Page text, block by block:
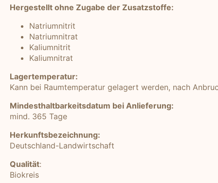
Hergestellt ohne Zugabe der Zusatzstoffe:
Natriumnitrit
Natriumnitrat
Kaliumnitrit
Kaliumnitrat
Lagertemperatur:
Kann bei Raumtemperatur gelagert werden, nach
Mindesthaltbarkeitsdatum bei Anlieferung:
mind. 365 Tage
Herkunftsbezeichnung:
Deutschland-Landwirtschaft
Qualität:
Biokreis